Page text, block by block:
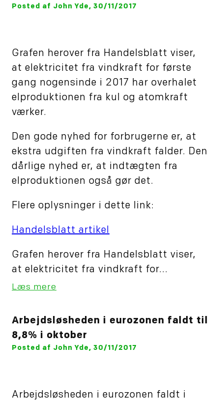
Posted af John Yde, 30/11/2017
Grafen herover fra Handelsblatt viser,
at elektricitet fra vindkraft for første
gang nogensinde i 2017 har overhalet
elproduktionen fra kul og atomkraft
værker.
Den gode nyhed for forbrugerne er, at
ekstra udgiften fra vindkraft falder. Den
dårlige nyhed er, at indtægten fra
elproduktionen også gør det.
Flere oplysninger i dette link:
Handelsblatt artikel
Grafen herover fra Handelsblatt viser,
at elektricitet fra vindkraft for...
Læs mere
Arbejdsløsheden i eurozonen faldt til
8,8% i oktober
Posted af John Yde, 30/11/2017
Arbejdsløsheden i eurozonen faldt i